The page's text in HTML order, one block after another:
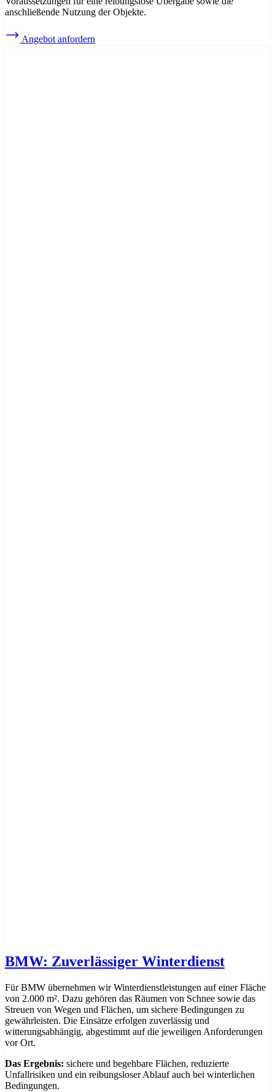
anschließende Nutzung der Objekte.
Angebot anfordern
BMW: Zuverlässiger Winterdienst
Für BMW übernehmen wir Winterdienstleistungen auf einer Fläche
von 2.000 m². Dazu gehören das Räumen von Schnee sowie das
Streuen von Wegen und Flächen, um sichere Bedingungen zu
gewährleisten. Die Einsätze erfolgen zuverlässig und
witterungsabhängig, abgestimmt auf die jeweiligen Anforderungen
vor Ort.
Das Ergebnis: sichere und begehbare Flächen, reduzierte
Unfallrisiken und ein reibungsloser Ablauf auch bei winterlichen
Bedingungen.